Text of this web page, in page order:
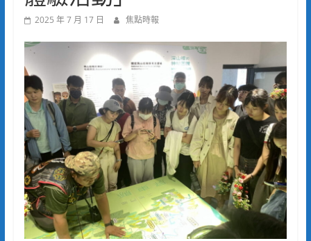
2025 年 7 月 17 日 焦點時報